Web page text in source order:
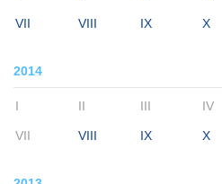
VII VIII IX X
2014
I II III IV
VII VIII IX X